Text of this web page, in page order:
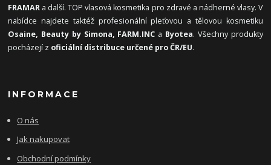
FRAMAR a další. TOP vlasová kosmetika pro zdravé a nádherné vlasy. V
nabídce najdete taktéž profesionální pleťovou a tělovou kosmetiku
Osaine, Beauty by Simona, FARM.INC a Byotea. Všechny produkty
pocházejí z oficiální distribuce určené pro ČR/EU.
INFORMACE
O nás
Jak nakupovat
Obchodní podmínky